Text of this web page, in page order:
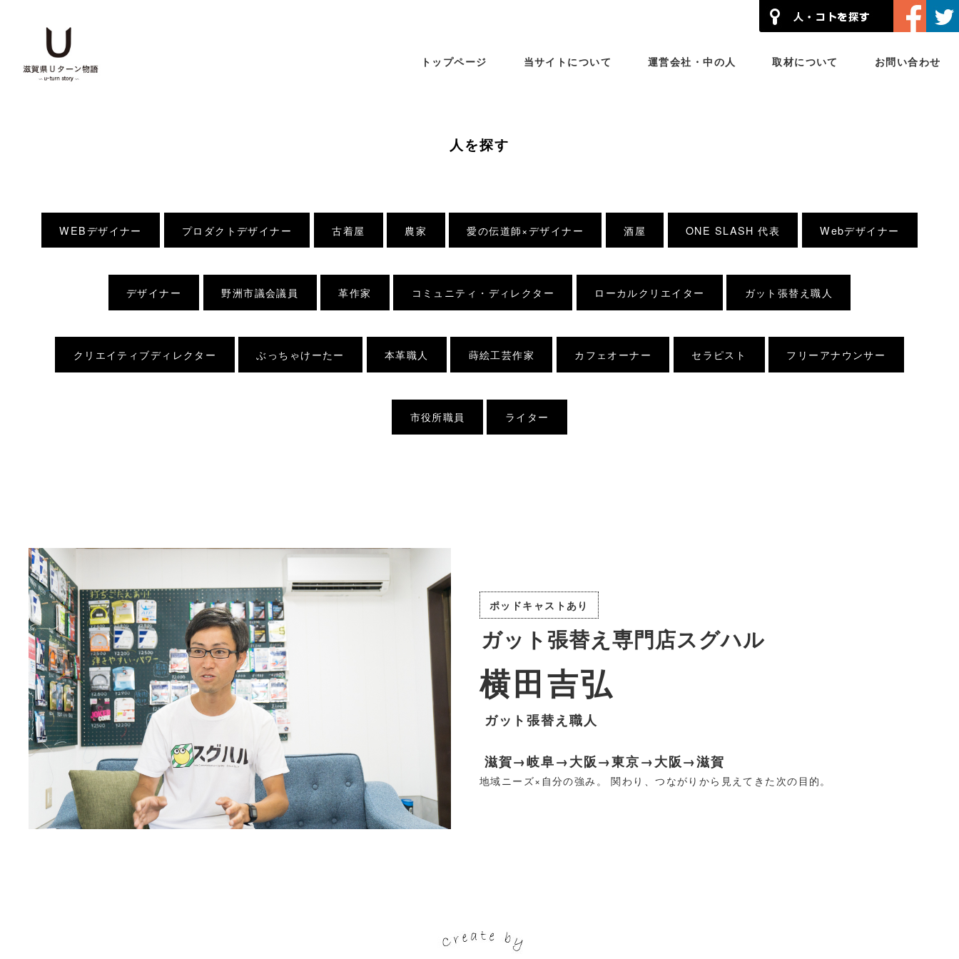
トップページ 当サイトについて 運営会社・中の人 取材について お問い合わせ
人を探す
WEBデザイナー プロダクトデザイナー 古着屋 農家 愛の伝道師×デザイナー 酒屋 ONE SLASH 代表 Webデザイナー
デザイナー 野洲市議会議員 革作家 コミュニティ・ディレクター ローカルクリエイター ガット張替え職人
クリエイティブディレクター ぶっちゃけーたー 本革職人 蒔絵工芸作家 カフェオーナー セラピスト フリーアナウンサー
市役所職員 ライター
ポッドキャストあり
ガット張替え専門店スグハル
横田吉弘
ガット張替え職人
滋賀→岐阜→大阪→東京→大阪→滋賀
地域ニーズ×自分の強み。 関わり、つながりから見えてきた次の目的。